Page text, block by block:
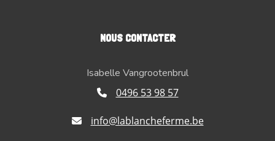
NOUS CONTACTER
Isabelle Vangrootenbrul
0496 53 98 57
info@lablancheferme.be